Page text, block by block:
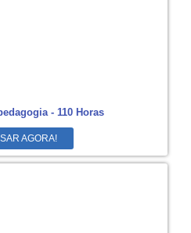
- 110 Horas
AGORA!